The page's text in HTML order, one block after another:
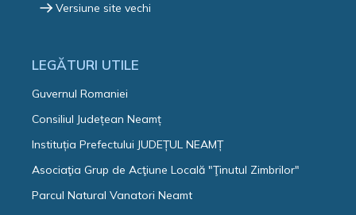
Versiune site vechi
LEGĂTURI UTILE
Guvernul Romaniei
Consiliul Județean Neamț
Instituția Prefectului JUDEȚUL NEAMȚ
Asociaţia Grup de Acţiune Locală "Ţinutul Zimbrilor"
Parcul Natural Vanatori Neamt